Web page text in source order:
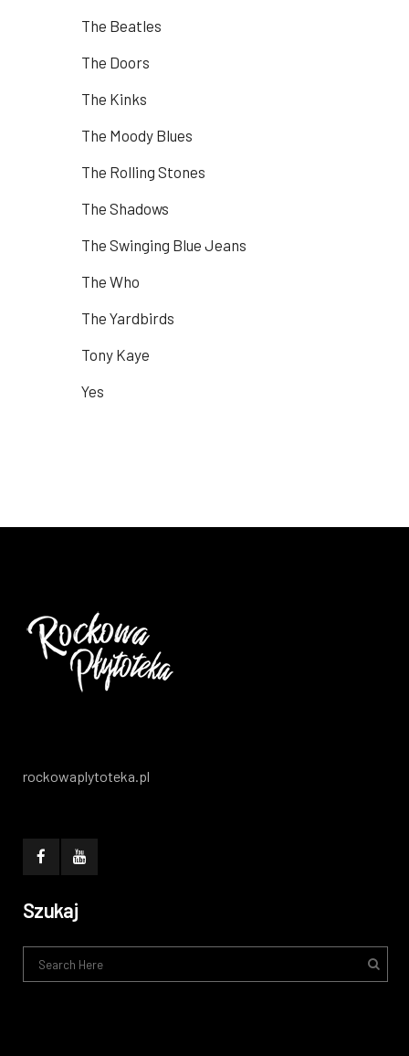
The Beatles
The Doors
The Kinks
The Moody Blues
The Rolling Stones
The Shadows
The Swinging Blue Jeans
The Who
The Yardbirds
Tony Kaye
Yes
rockowaplytoteka.pl
Szukaj